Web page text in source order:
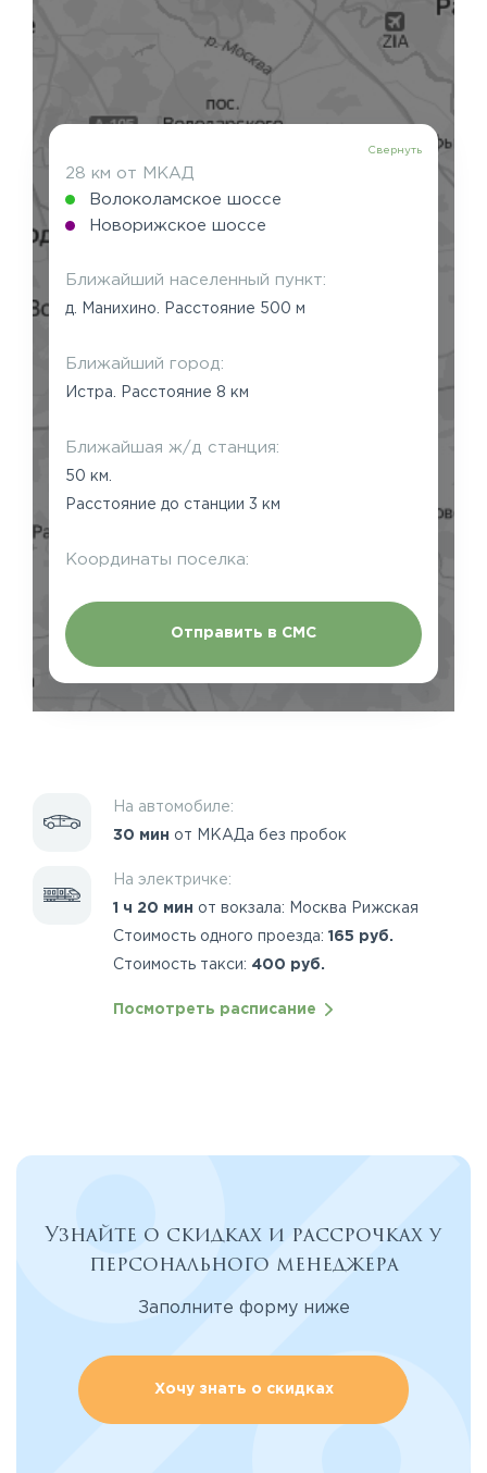
Свернуть
28 км от МКАД
Волоколамское шоссе
Новорижское шоссе
Ближайший населенный пункт:
д. Манихино. Расстояние 500 м
Ближайший город:
Истра. Расстояние 8 км
Ближайшая ж/д станция:
50 км.
Расстояние до станции 3 км
Координаты поселка:
Отправить в СМС
На автомобиле:
30 мин от МКАДа без пробок
На электричке:
1 ч 20 мин от вокзала: Москва Рижская
Стоимость одного проезда: 165 руб.
Стоимость такси: 400 руб.
Посмотреть расписание
Узнайте о скидках и рассрочках у
персонального менеджера
Заполните форму ниже
Хочу знать о скидках